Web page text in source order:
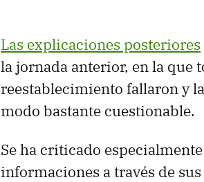
Las explicaciones posteriores
la jornada anterior, en la que
reestablecimiento fallaron y
modo bastante cuestionable.
Se ha criticado
informaciones a través de